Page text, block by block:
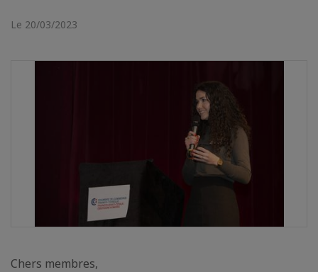
Le 20/03/2023
Chers membres,